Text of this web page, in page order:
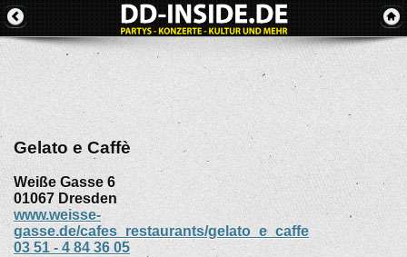
Gelato e Caffè
Weiße Gasse 6
01067 Dresden
www.weisse-
gasse.de/cafes_restaurants/gelato_e_caffe
03 51 - 4 84 36 05